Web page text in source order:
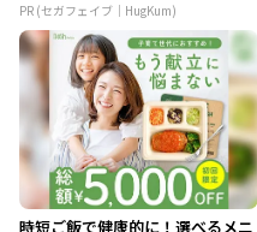
PR (セガフェイブ｜HugKum)
時短ご飯で健康的に！選べるメニ